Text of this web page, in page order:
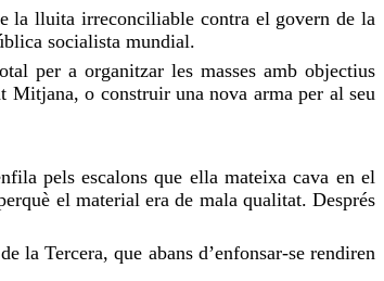
la lluita irreconciliable contra el govern de la
socialista mundial.
per a organitzar les masses amb objectius
Mitjana, o construir una nova arma per al seu
pels escalons que ella mateixa cava en el
el material era de mala qualitat. Després
la Tercera, que abans d’enfonsar-se rendiren